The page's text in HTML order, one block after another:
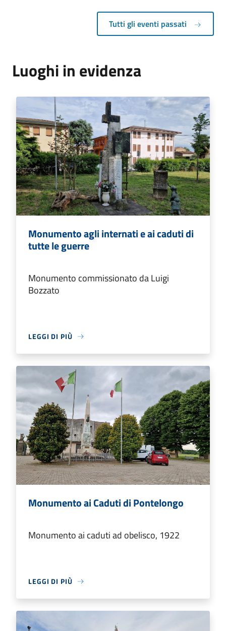
Tutti gli eventi passati
Luoghi in evidenza
Monumento agli internati e ai caduti di
tutte le guerre
Monumento commissionato da Luigi
Bozzato
LEGGI DI PIÙ
Monumento ai Caduti di Pontelongo
Monumento ai caduti ad obelisco, 1922
LEGGI DI PIÙ